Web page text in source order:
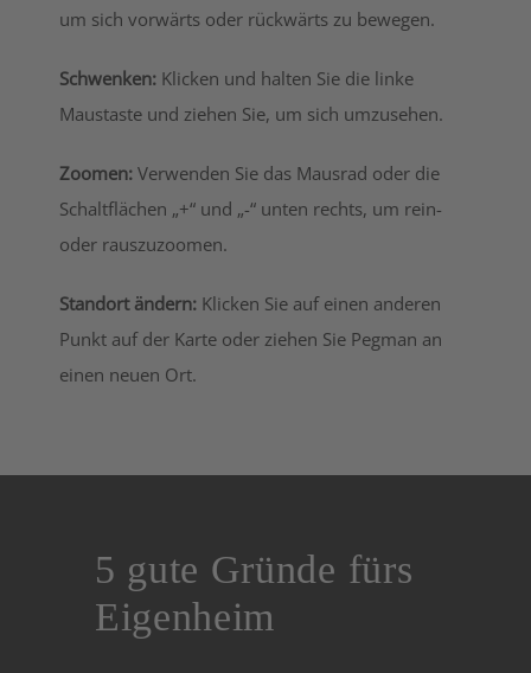
Consent Management
um sich vorwärts oder rückwärts zu bewegen.
Schwenken: Klicken und halten Sie die linke
Maustaste und ziehen Sie, um sich umzusehen.
Zoomen: Verwenden Sie das Mausrad oder die
Schaltflächen „+“ und „-“ unten rechts, um rein-
oder rauszuzoomen.
Standort ändern: Klicken Sie auf einen anderen
Punkt auf der Karte oder ziehen Sie Pegman an
einen neuen Ort.
5 gute Gründe fürs
Eigenheim